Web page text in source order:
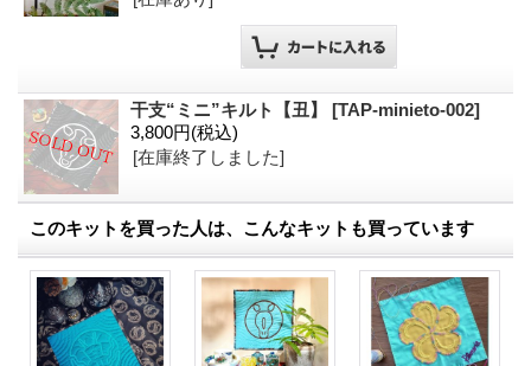
干支“ミニ”キルト【丑】 [TAP-minieto-002]
3,800円(税込)
[在庫終了しました]
このキットを買った人は、こんなキットも買っています